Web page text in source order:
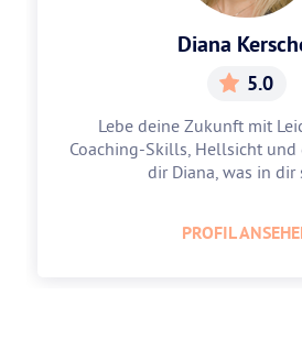
Diana
5.0
Lebe deine Zukunft mit
Coaching-Skills, Hellsicht und
dir Diana, was in dir
PROFIL